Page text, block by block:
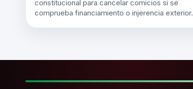
constitucional para cancelar comicios si se
comprueba financiamiento o injerencia exterior.